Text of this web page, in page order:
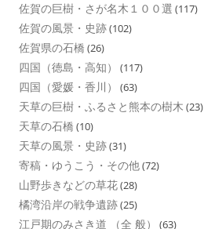
佐賀の巨樹・さが名木１００選 (117)
佐賀の風景・史跡(102)
佐賀県の石橋 (26)
四国（徳島・高知） (117)
四国（愛媛・香川） (63)
天草の巨樹・ふるさと熊本の樹木 (23)
天草の石橋 (10)
天草の風景・史跡(31)
寄稿・ゆうこう・その他(72)
山野歩きなどの草花(28)
橘湾沿岸の戦争遺跡(25)
江戸期のみさき道 （全 般） (63)